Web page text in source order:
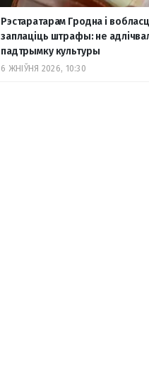
Рэстаратарам Гродна і
заплаціць штрафы: не
падтрымку культуры
6 ЖНІЎНЯ 2026, 10:30